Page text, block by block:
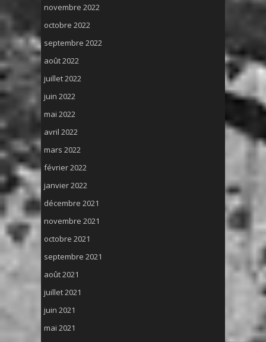
novembre 2022
octobre 2022
septembre 2022
août 2022
juillet 2022
juin 2022
mai 2022
avril 2022
mars 2022
février 2022
janvier 2022
décembre 2021
novembre 2021
octobre 2021
septembre 2021
août 2021
juillet 2021
juin 2021
mai 2021